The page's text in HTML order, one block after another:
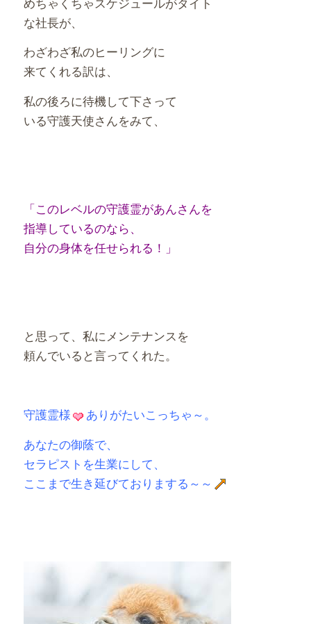
な社長が、
わざわざ私のヒーリングに
来てくれる訳は、
私の後ろに待機して下さって
いる守護天使さんをみて、
「このレベルの守護霊があんさんを
指導しているのなら、
自分の身体を任せられる！」
と思って、私にメンテナンスを
頼んでいると言ってくれた。
守護霊様
ありがたいこっちゃ～。
あなたの御蔭で、
セラピストを生業にして、
ここまで生き延びておりまする～～